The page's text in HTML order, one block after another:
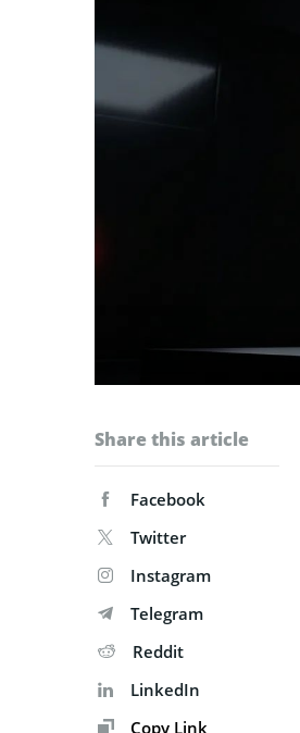
Share this article
Facebook
Twitter
Instagram
Telegram
Reddit
LinkedIn
Copy Link